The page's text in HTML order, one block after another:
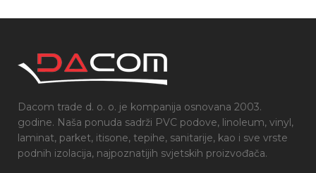
Dacom trade d. o. o. je kompanija osnovana 2003.
godine. Naša ponuda sadrži PVC podove, linoleum, vinyl,
laminat, parket, itisone, tepihe, sanitarije, kao i sve vrste
podnih izolacija, najpoznatijih svjetskih proizvođača.